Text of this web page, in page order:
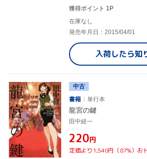
獲得ポイント 1P
在庫なし
発売年月日：2015/04/01
入荷したら知
中古
書籍
単行本
龍宮の鍵
田中経一
¥220円
定価より1,540円（87%）お